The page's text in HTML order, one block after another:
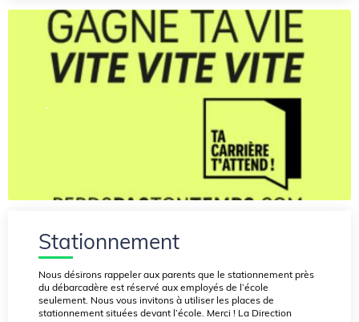
.
Stationnement
Nous désirons rappeler aux parents que le stationnement près
du débarcadère est réservé aux employés de l’école
seulement. Nous vous invitons à utiliser les places de
stationnement situées devant l’école. Merci ! La Direction